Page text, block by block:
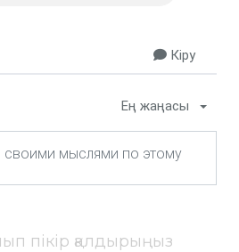
Кіру
Ең жаңасы
пікір қалдырыңыз